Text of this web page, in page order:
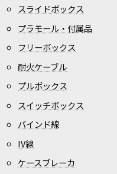
スライドボックス
プラモール・付属品
フリーボックス
耐火ケーブル
プルボックス
スイッチボックス
バインド線
IV線
ケースブレーカ